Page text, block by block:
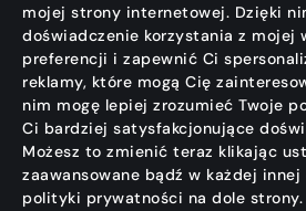
mojej strony internetowej. Dzięki
doświadczenie korzystania z mojej
preferencji i zapewnić Ci
reklamy, które mogą Cię
nim mogę lepiej zrozumieć Twoje
Ci bardziej satysfakcjonujące
Możesz to zmienić teraz klikając
zaawansowane bądź w każdej
polityki prywatności na dole strony.
świata technologii.
Dołącz do mojej społeczności, aby
umiejętności, korzystając z mojej
doświadczenia.
#followyourbliss